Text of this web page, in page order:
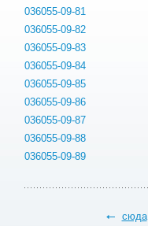
036055-09-81
036055-09-82
036055-09-83
036055-09-84
036055-09-85
036055-09-86
036055-09-87
036055-09-88
036055-09-89
сюда